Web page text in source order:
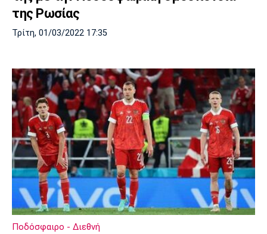
της Ρωσίας
Τρίτη, 01/03/2022 17:35
Ποδόσφαιρο - Διεθνή